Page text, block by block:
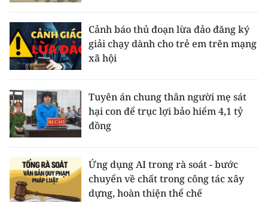
Cảnh báo thủ đoạn lừa đảo đăng ký
giải chạy dành cho trẻ em trên mạng
xã hội
Tuyên án chung thân người mẹ sát
hại con để trục lợi bảo hiểm 4,1 tỷ
đồng
Ứng dụng AI trong rà soát - bước
chuyển về chất trong công tác xây
dựng, hoàn thiện thể chế